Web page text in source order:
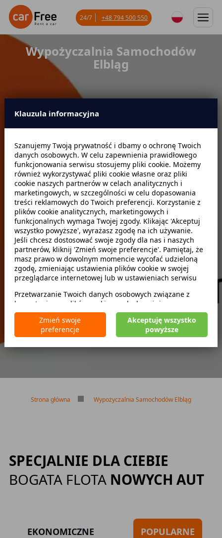
Wypożyczalnia Samochodów
Elbląg
Data odbioru Godzina
Data zwrotu Godzina
Szukaj
zwróć w innym miejscu
Brak limitu kilometrów
Bezpłatne odwołanie rezerwacji
24/7 +48 794 500 550
Strona główna Wypożyczalnia Samochodów Elbląg
SPECJALNIE DLA CIEBIE
BOGATA FLOTA NOWYCH AUT
EKONOMICZNE POPULARNE
Klauzula informacyjna
Szanujemy Twoją prywatność i dbamy o ochronę Twoich
danych osobowych. W celu zapewnienia prawidłowego
funkcjonowania serwisu stosujemy pliki cookie. Możemy
również wykorzystywać pliki cookie własne oraz pliki
cookie naszych partnerów w celach analitycznych i
marketingowych, w szczególności w celu dopasowania
treści reklamowych do Twoich preferencji. Korzystanie z
plików cookie analitycznych, marketingowych i
funkcjonalnych wymaga Twojej zgody. Klikając 'Akceptuj
wszystko powyższe', wyrażasz zgodę na ich używanie.
Jeśli chcesz dostosować swoje zgody dla nas i naszych
partnerów, kliknij 'Zmień swoje preferencje'. Pamiętaj, że
masz prawo w dowolnym momencie wycofać udzieloną
zgodę, zmieniając ustawienia plików cookie w swojej
przeglądarce internetowej lub w ustawieniach serwisu
Przetwarzanie Twoich danych osobowych związane z
korzystaniem z plików cookie w celach wyżej
wymienionych jest prowadzone przez CarFree sp. z o.o. z
siedzibą w Warszawie (02-677), ul. Cybernetyki 5,
będącego administratorem danych. W niektórych
dotyczące Twoich uprawnień, zawarte są w naszej
Zmień swoje
preferencje
Akceptuję wszystko
powyższe